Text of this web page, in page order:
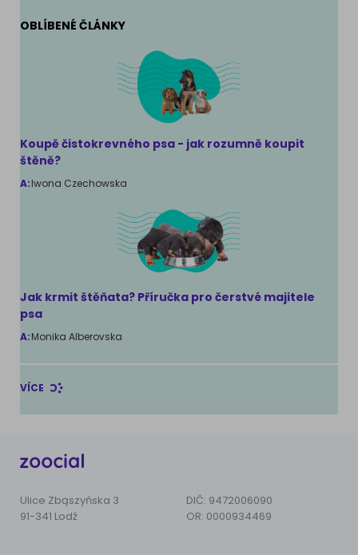
OBLÍBENÉ ČLÁNKY
Koupě čistokrevného psa - jak rozumně koupit
štěně?
A:Iwona Czechowska
Jak krmit štěňata? Příručka pro čerstvé majitele
psa
A:Monika Alberovska
VÍCE
Ulice Zbąszyńska 3
91-341 Lodž
DIČ: 9472006090
OR: 0000934469